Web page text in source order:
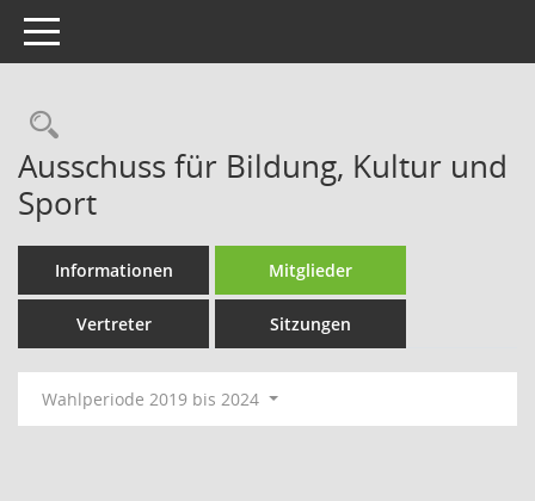
Toggle navigation
Rechercheauswahl
Ausschuss für Bildung, Kultur und
Sport
Informationen Mitglieder
Vertreter Sitzungen
Wahlperiode 2019 bis 2024